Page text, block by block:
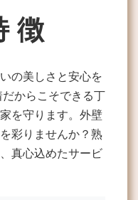
徴
の美しさと安心を
からこそできる丁
を守ります。外壁
彩りませんか？熟
真心込めたサービ